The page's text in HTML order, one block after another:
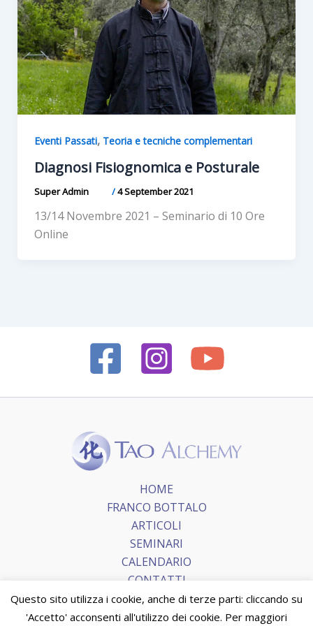
Eventi Passati, Teoria e tecniche complementari
Diagnosi Fisiognomica e Posturale
Super Admin /4 September 2021
13/14 Novembre 2021 – Seminario di 10 Ore
Online
HOME
FRANCO BOTTALO
ARTICOLI
SEMINARI
CALENDARIO
CONTATTI
Questo sito utilizza i cookie, anche di terze parti: cliccando su
'Accetto' acconsenti all'utilizzo dei cookie. Per maggiori